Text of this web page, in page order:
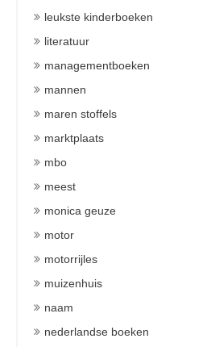
leukste kinderboeken
literatuur
managementboeken
mannen
maren stoffels
marktplaats
mbo
meest
monica geuze
motor
motorrijles
muizenhuis
naam
nederlandse boeken